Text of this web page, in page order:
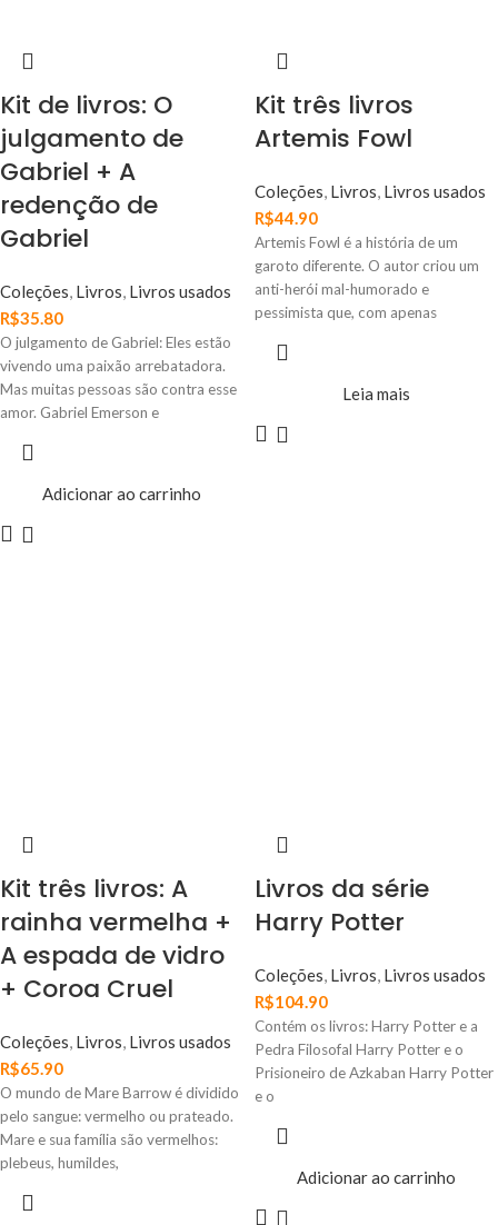
Kit de livros: O
julgamento de
Gabriel + A
redenção de
Gabriel
Coleções, Livros, Livros usados
R$35.80
O julgamento de Gabriel: Eles estão
vivendo uma paixão arrebatadora.
Mas muitas pessoas são contra esse
amor. Gabriel Emerson e
Adicionar ao carrinho
Kit três livros
Artemis Fowl
Coleções, Livros, Livros usados
R$44.90
Artemis Fowl é a história de um
garoto diferente. O autor criou um
anti-herói mal-humorado e
pessimista que, com apenas
Leia mais
Kit três livros: A
rainha vermelha +
A espada de vidro
+ Coroa Cruel
Coleções, Livros, Livros usados
R$65.90
O mundo de Mare Barrow é dividido
pelo sangue: vermelho ou prateado.
Mare e sua família são vermelhos:
plebeus, humildes,
Livros da série
Harry Potter
Coleções, Livros, Livros usados
R$104.90
Contém os livros: Harry Potter e a
Pedra Filosofal Harry Potter e o
Prisioneiro de Azkaban Harry Potter
e o
Adicionar ao carrinho